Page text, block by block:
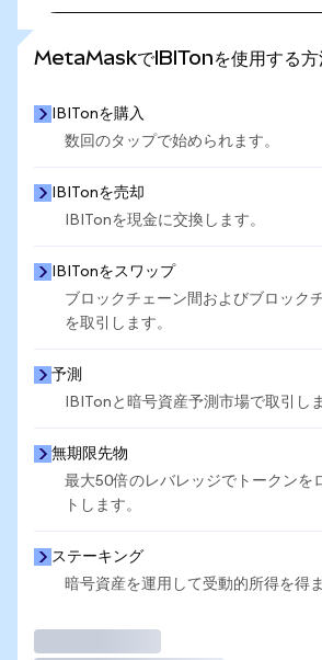
MetaMaskでIBITonを使用する方
IBITonを購入
数回のタップで始められます。
IBITonを売却
IBITonを現金に交換します。
IBITonをスワップ
ブロックチェーン間およびブロック
を取引します。
予測
IBITonと暗号資産予測市場で取引し
無期限先物
最大50倍のレバレッジでトークンを
トします。
ステーキング
暗号資産を運用して受動的所得を得